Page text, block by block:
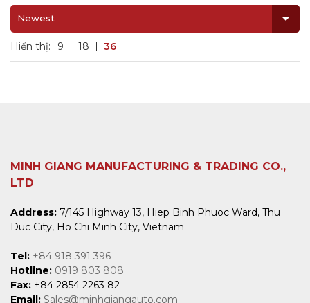
Newest
Hiển thị: 9 18 36
MINH GIANG MANUFACTURING & TRADING CO.,
LTD
Address: 7/145 Highway 13, Hiep Binh Phuoc Ward, Thu
Duc City, Ho Chi Minh City, Vietnam
Tel: +84 918 391 396
Hotline: 0919 803 808
Fax: +84 2854 2263 82
Email: Sales@minhgiangauto.com